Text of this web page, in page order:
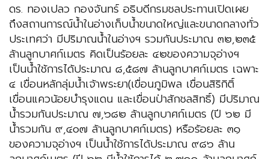
ดร. ทองเปลว กองจันทร์ อธิบดีกรมชลประทานเปิดเผย
ถึงสถานการณ์น้ำในอ่างเก็บน้ำขนาดใหญ่และขนาดกลางทั่ว
ประเทศว่า มีปริมาณน้ำในอ่างฯ รวมกันประมาณ ๓๒,๒๓๕
ล้านลูกบาศก์เมตร คิดเป็นร้อยละ ๔๒ของความจุอ่างฯ
เป็นน้ำใช้การได้ประมาณ ๘,๕๘๗ ล้านลูกบาศก์เมตร เฉพาะ
๔ เขื่อนหลักลุ่มน้ำเจ้าพระยา(เขื่อนภูมิพล เขื่อนสิริกิติ์
เขื่อนแควน้อยบำรุงแดน และเขื่อนป่าสักชลสิทธิ์) มีปริมาณ
น้ำรวมกันประมาณ ๗,๖๘๒ ล้านลูกบาศก์เมตร (ปี ๖๒ มี
น้ำรวมกัน ๙,๔๐๗ ล้านลูกบาศก์เมตร) หรือร้อยละ ๓๑
ของความจุอ่างฯ เป็นน้ำใช้การได้ประมาณ ๙๘๖ ล้าน